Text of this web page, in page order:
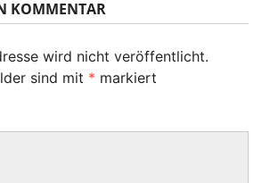
KOMMENTAR
wird nicht veröffentlicht.
sind mit * markiert